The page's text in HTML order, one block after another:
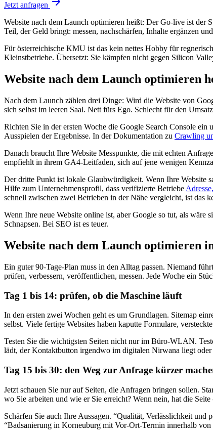
Jetzt anfragen
Website nach dem Launch optimieren heißt: Der Go-live ist der
Teil, der Geld bringt: messen, nachschärfen, Inhalte ergänzen
Für österreichische KMU ist das kein nettes Hobby für
Kleinstbetriebe. Übersetzt: Sie kämpfen nicht gegen Silicon
Website nach dem Launch optimieren
Nach dem Launch zählen drei Dinge: Wird die Website von
sich selbst im leeren Saal. Nett fürs Ego. Schlecht für den
Richten Sie in der ersten Woche die Google Search Console
Ausspielen der Ergebnisse. In der Dokumentation zu Crawling
Danach braucht Ihre Website Messpunkte, die mit echten
empfiehlt in ihrem GA4-Leitfaden, sich auf jene wenigen
Der dritte Punkt ist lokale Glaubwürdigkeit. Wenn Ihre Website
Hilfe zum Unternehmensprofil, dass verifizierte Betriebe
schnell zwischen zwei Betrieben in der Nähe vergleicht, ist das
Wenn Ihre neue Website online ist, aber Google so tut, als
Schnapsen. Bei SEO ist es teuer.
Website nach dem Launch optimieren
Ein guter 90-Tage-Plan muss in den Alltag passen. Niemand
prüfen, verbessern, veröffentlichen, messen. Jede Woche ein
Tag 1 bis 14: prüfen, ob die Maschine läuft
In den ersten zwei Wochen geht es um Grundlagen. Sitemap
selbst. Viele fertige Websites haben kaputte Formulare,
Testen Sie die wichtigsten Seiten nicht nur im Büro-WLAN.
lädt, der Kontaktbutton irgendwo im digitalen Nirwana liegt
Tag 15 bis 30: den Weg zur Anfrage kürzer
Jetzt schauen Sie nur auf Seiten, die Anfragen bringen sollen.
wo Sie arbeiten und wie er Sie erreicht? Wenn nein, hat die
Schärfen Sie auch Ihre Aussagen. “Qualität, Verlässlichkeit und
“Badsanierung in Korneuburg mit Vor-Ort-Termin innerhalb